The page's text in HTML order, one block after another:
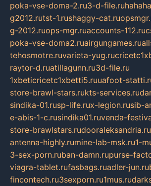
poka-vse-doma-2.ru3-d-file.ru
g2012.rutst-1.rushaggy-cat.ru
g-2012.ruops-mgr.ruaccounts-112.ru
poka-vse-doma2.ruairgungames.ru
tehosmotre.ruvarieta-yug.ru
raytor-d.ruatillagunn.ru3d-file.ru
1xbeticricetc1xbetti5.ruuafoot-
store-brawl-stars.rukts-services.ru
sindika-01.rusp-life.rux-legion.rusib-
e-abis-1-c.rusindika01.ruvenda-
store-brawlstars.rudooraleksandria.ru
antenna-highly.rumine-lab-msk.ru1-
3-sex-porn.ruban-damn.rupurse-
viagra-tablet.rufasbags.ruadler-jun.ru
fincontech.ru3sexporn.ru1mus.ru